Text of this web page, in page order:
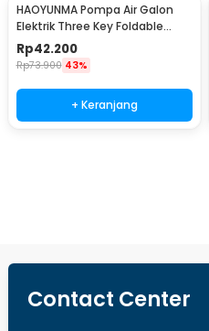
HAOYUNMA Pompa Air Galon
Elektrik Three Key Foldable
1200mAh - K1
Rp42.200
Rp73.900 43%
+ Keranjang
Contact Center